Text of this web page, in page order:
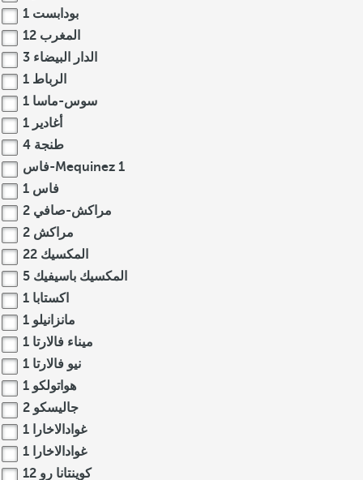
بودابست 1
المغرب 12
الدار البيضاء 3
الرباط 1
سوس-ماسا 1
أغادير 1
طنجة 4
فاس-Mequinez 1
فاس 1
مراكش-صافي 2
مراكش 2
المكسيك 22
المكسيك باسيفيك 5
اكستابا 1
مانزانيلو 1
ميناء فالارتا 1
نيو فالارتا 1
هواتولكو 1
جاليسكو 2
غوادالاخارا 1
غوادالاخارا 1
كوينتانا رو 12